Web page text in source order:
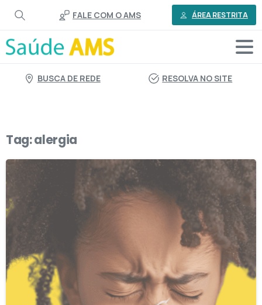
conteúdo
FALE COM O AMS ÁREA RESTRITA
BUSCA DE REDE RESOLVA NO SITE
Tag:alergia
0